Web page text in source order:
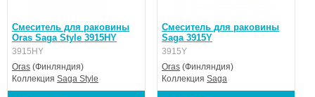
Смеситель для раковины
Oras Saga Style 3915HY
3915HY
Oras (Финляндия)
Коллекция Saga Style
Смеситель для раковины
Saga 3915Y
3915Y
Oras (Финляндия)
КоллекцияSaga